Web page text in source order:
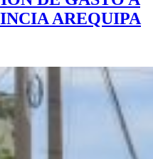
AREQUIPA